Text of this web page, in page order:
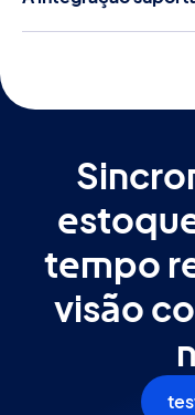
Sim. A emissão da
para a Americanas.
tempo
visão